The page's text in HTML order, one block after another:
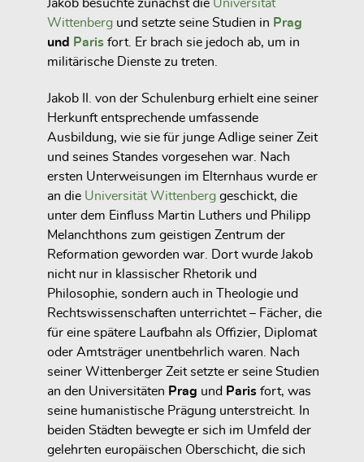
Jakob besuchte zunächst die Universität
Wittenberg und setzte seine Studien in Prag
und Paris fort. Er brach sie jedoch ab, um in
militärische Dienste zu treten.
Jakob II. von der Schulenburg erhielt eine seiner
Herkunft entsprechende umfassende
Ausbildung, wie sie für junge Adlige seiner Zeit
und seines Standes vorgesehen war. Nach
ersten Unterweisungen im Elternhaus wurde er
an die Universität Wittenberg geschickt, die
unter dem Einfluss Martin Luthers und Philipp
Melanchthons zum geistigen Zentrum der
Reformation geworden war. Dort wurde Jakob
nicht nur in klassischer Rhetorik und
Philosophie, sondern auch in Theologie und
Rechtswissenschaften unterrichtet – Fächer, die
für eine spätere Laufbahn als Offizier, Diplomat
oder Amtsträger unentbehrlich waren. Nach
seiner Wittenberger Zeit setzte er seine Studien
an den Universitäten Prag und Paris fort, was
seine humanistische Prägung unterstreicht. In
beiden Städten bewegte er sich im Umfeld der
gelehrten europäischen Oberschicht, die sich